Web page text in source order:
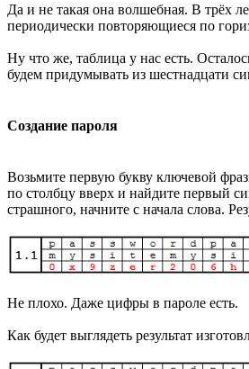
Да и не такая она волшебная. В трёх
периодически повторяющиеся по
Ну что же, таблица у нас есть.
будем придумывать из шестнадцати
Создание пароля
Возьмите первую букву ключевой
по столбцу вверх и найдите первый
страшного, начните с начала слова.
Не плохо. Даже цифры в пароле есть.
Как будет выглядеть результат